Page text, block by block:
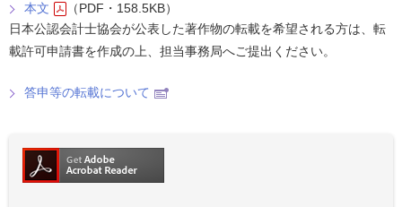
本文
（PDF・158.5KB）
日本公認会計士協会が公表した著作物の転載を希望される方は、転
載許可申請書を作成の上、担当事務局へご提出ください。
答申等の転載について